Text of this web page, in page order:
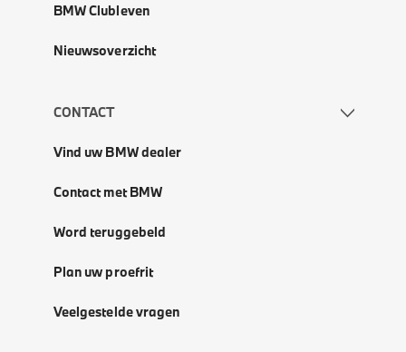
BMW Clubleven
Nieuwsoverzicht
CONTACT
Vind uw BMW dealer
Contact met BMW
Word teruggebeld
Plan uw proefrit
Veelgestelde vragen